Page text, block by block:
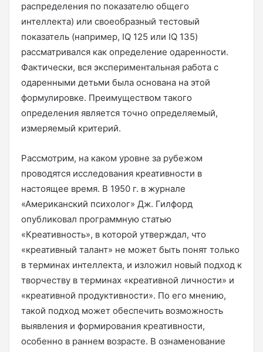
распределения по показателю общего
интеллекта) или своеобразный тестовый
показатель (например, IQ 125 или IQ 135)
рассматривался как определение одаренности.
Фактически, вся экспериментальная работа с
одаренными детьми была основана на этой
формулировке. Преимуществом такого
определения является точно определяемый,
измеряемый критерий.
Рассмотрим, на каком уровне за рубежом
проводятся исследования креативности в
настоящее время. В 1950 г. в журнале
«Американский психолог» Дж. Гилфорд
опубликовал программную статью
«Креативность», в которой утверждал, что
«креативный талант» не может быть понят только
в терминах интеллекта, и изложил новый подход к
творчеству в терминах «креативной личности» и
«креативной продуктивности». По его мнению,
такой подход может обеспечить возможность
выявления и формирования креативности,
особенно в раннем возрасте. В ознаменование